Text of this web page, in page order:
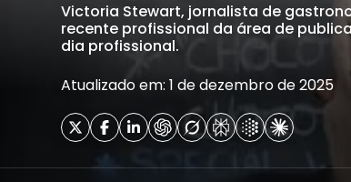
Victoria Stewart, jornalista de
recente profissional da área de
dia profissional.
Atualizado em: 1 de dezembro de 2025